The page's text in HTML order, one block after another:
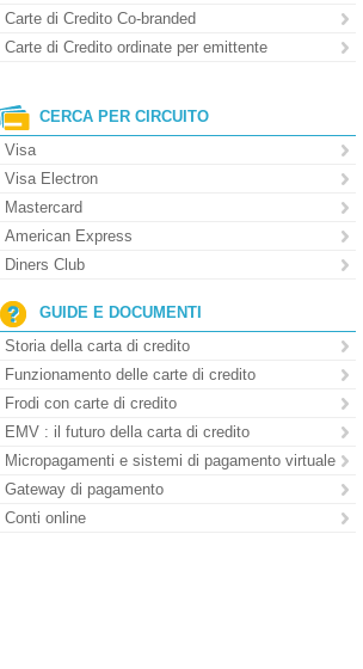
Carte di Credito Co-branded
Carte di Credito ordinate per emittente
CERCA PER CIRCUITO
Visa
Visa Electron
Mastercard
American Express
Diners Club
GUIDE E DOCUMENTI
Storia della carta di credito
Funzionamento delle carte di credito
Frodi con carte di credito
EMV : il futuro della carta di credito
Micropagamenti e sistemi di pagamento virtuale
Gateway di pagamento
Conti online